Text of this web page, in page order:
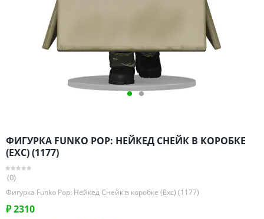
Оренбургская область
Пензенская область
Пермский край
Рязанская область
Саратовская область
Свердловская область
Ставропольский край
Тамбовская область
ФИГУРКА FUNKO POP: НЕЙКЕД СНЕЙК В КОРОБКЕ
(EXC) (1177)
(0)
Фигурка Funko Pop: Нейкед Снейк в коробке (Exc) (1177)
₽2310